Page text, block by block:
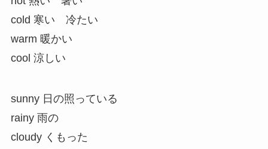
cold 寒い 冷たい
warm 暖かい
cool 涼しい
sunny 日の照っている
rainy 雨の
cloudy くもった